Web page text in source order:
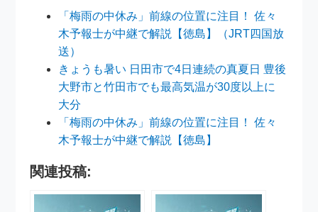
「梅雨の中休み」前線の位置に注目！ 佐々
木予報士が中継で解説【徳島】（JRT四国放
送）
きょうも暑い 日田市で4日連続の真夏日 豊後
大野市と竹田市でも最高気温が30度以上に
大分
「梅雨の中休み」前線の位置に注目！ 佐々
木予報士が中継で解説【徳島】
関連投稿: